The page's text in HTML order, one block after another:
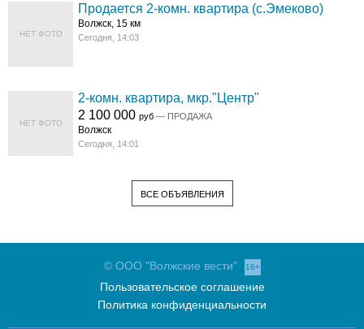
НЕТ ФОТО
Продается 2-комн. квартира (с.Эмеково)
Волжск, 15 км
Сегодня, 14:03
НЕТ ФОТО
2-комн. квартира, мкр."Центр"
2 100 000руб — ПРОДАЖА
Волжск
Сегодня, 14:01
ВСЕ ОБЪЯВЛЕНИЯ
© ООО "Волжские вести" 16+
Пользовательское соглашение
Политика конфиденциальности